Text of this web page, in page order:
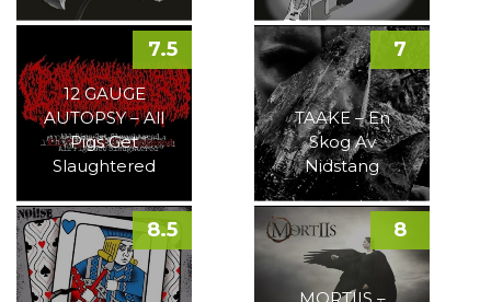
12 GAUGE
AUTOPSY – All
Pigs Get
Slaughtered
7.5
TAAKE – En
Skog Av
Nidstang
7
8.5 8